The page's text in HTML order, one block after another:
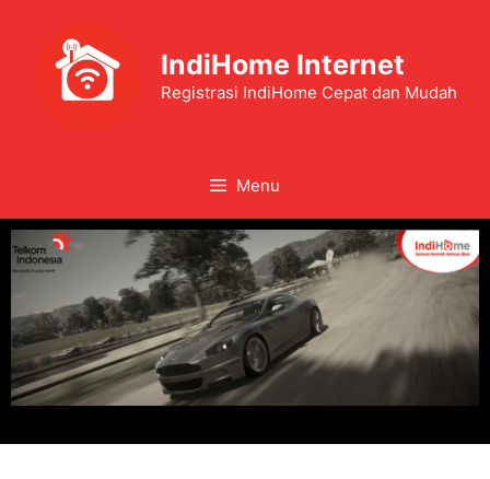
IndiHome Internet
Registrasi IndiHome Cepat dan Mudah
Menu